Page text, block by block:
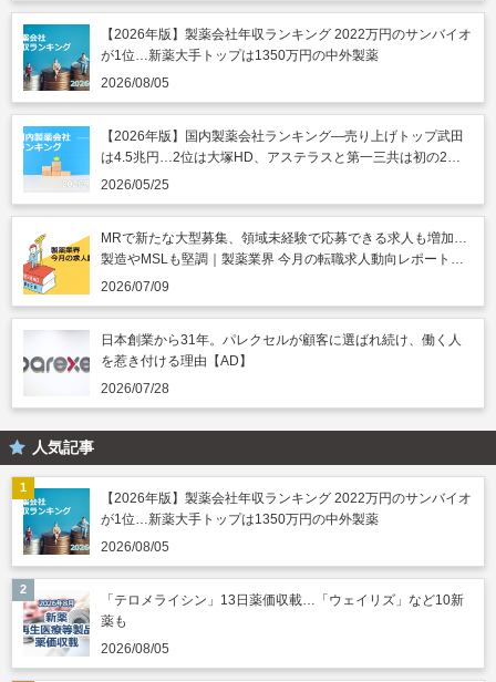
【2026年版】製薬会社年収ランキング 2022万円のサンバイオ
が1位…新薬大手トップは1350万円の中外製薬
2026/08/05
【2026年版】国内製薬会社ランキング―売り上げトップ武田
は4.5兆円…2位は大塚HD、アステラスと第一三共は初の2兆
円突破
2026/05/25
MRで新たな大型募集、領域未経験で応募できる求人も増加…
製造やMSLも堅調｜製薬業界 今月の転職求人動向レポート
（2026年7月）
2026/07/09
日本創業から31年。パレクセルが顧客に選ばれ続け、働く人
を惹き付ける理由【AD】
2026/07/28
人気記事
【2026年版】製薬会社年収ランキング 2022万円のサンバイオ
が1位…新薬大手トップは1350万円の中外製薬
2026/08/05
「テロメライシン」13日薬価収載…「ウェイリズ」など10新
薬も
2026/08/05